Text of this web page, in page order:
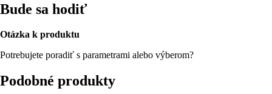
Bude sa hodiť
Otázka k produktu
Potrebujete poradiť s parametrami alebo výberom?
Podobné produkty